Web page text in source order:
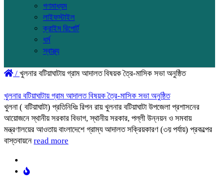
গণমাধ্যম
লাইফস্টাইল
ক্রাইম রিপোর্ট
ধর্ম
স্বাস্থ্য
/ খুলনার বটিয়াঘাটায় গ্রাম আদালত বিষয়ক ত্রৈ-মাসিক সভা অনুষ্ঠিত
খুলনার বটিয়াঘাটায় গ্রাম আদালত বিষয়ক ত্রৈ-মাসিক সভা অনুষ্ঠিত
খুলনা ( বটিয়াঘাটা) প্রতিনিধিঃ রিপন রায় খুলনার বটিয়াঘাটা উপজেলা প্রশাসনের
আয়োজনে স্থানীয় সরকার বিভাগ, স্থানীয় সরকার, পল্লী উন্নয়ন ও সমবায়
মন্ত্রণালয়ের আওতায় বাংলাদেশে গ্রাম্য আদালত সক্রিয়কারণ (৩য় পর্যায়) প্রকল্পের
বাস্তবায়নে read more